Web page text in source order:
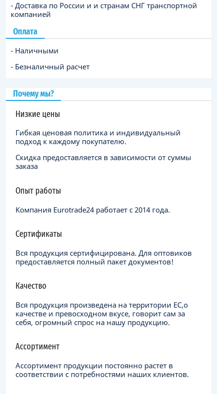
- Доставка по России и и странам СНГ транспортной
компанией
Оплата
- Наличными
- Безналичный расчет
Почему мы?
Низкие цены
Гибкая ценовая политика и индивидуальный
подход к каждому покупателю.
Скидка предоставляется в зависимости от суммы
заказа
Опыт работы
Компания Eurotrade24 работает с 2014 года.
Сертификаты
Вся продукция сертифицирована. Для оптовиков
предоставляется полный пакет документов!
Качество
Вся продукция произведена на территории ЕC,о
качестве и превосходном вкусе, говорит сам за
себя, огромный спрос на нашу продукцию.
Ассортимент
Ассортимент продукции постоянно растет в
соответствии с потребностями наших клиентов.